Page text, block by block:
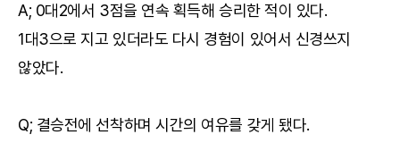
A; 0대2에서 3점을 연속 획득해 승리한 적이 있다.
1대3으로 지고 있더라도 다시 경험이 있어서 신경쓰지
않았다.
Q; 결승전에 선착하며 시간의 여유를 갖게 됐다.